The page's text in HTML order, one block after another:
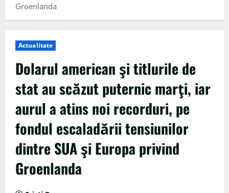
Groenlanda
Actualitate
Dolarul american şi titlurile de
stat au scăzut puternic marţi, iar
aurul a atins noi recorduri, pe
fondul escaladării tensiunilor
dintre SUA şi Europa privind
Groenlanda